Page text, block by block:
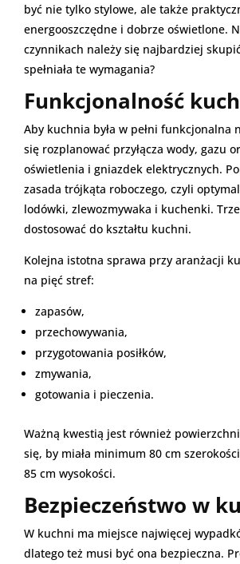
być nie tylko stylowe, ale także
energooszczędne i dobrze oświetlone.
czynnikach należy się najbardziej
spełniała te wymagania?
Funkcjonalność
Aby kuchnia była w pełni funkcjonalna
się rozplanować przyłącza wody, gazu
oświetlenia i gniazdek elektrycznych.
zasada trójkąta roboczego, czyli
lodówki, zlewozmywaka i kuchenki.
dostosować do kształtu kuchni.
Kolejna istotna sprawa przy aranżacji
na pięć stref:
zapasów,
przechowywania,
przygotowania posiłków,
zmywania,
gotowania i pieczenia.
Ważną kwestią jest również
się, by miała minimum 80 cm
85 cm wysokości.
Bezpieczeństwo w
W kuchni ma miejsce najwięcej
dlatego też musi być ona bezpieczna.